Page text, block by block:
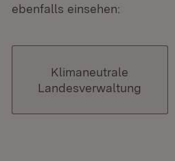
ebenfalls einsehen:
Klimaneutrale
Landesverwaltung